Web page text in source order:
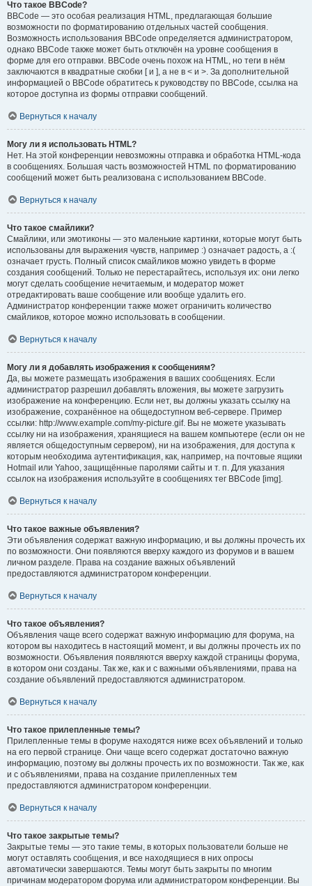
Что такое BBCode?
BBCode — это особая реализация HTML, предлагающая большие
возможности по форматированию отдельных частей сообщения.
Возможность использования BBCode определяется администратором,
однако BBCode также может быть отключён на уровне сообщения в
форме для его отправки. BBCode очень похож на HTML, но теги в нём
заключаются в квадратные скобки [ и ], а не в < и >. За дополнительной
информацией о BBCode обратитесь к руководству по BBCode, ссылка на
которое доступна из формы отправки сообщений.
Вернуться к началу
Могу ли я использовать HTML?
Нет. На этой конференции невозможны отправка и обработка HTML-кода
в сообщениях. Большая часть возможностей HTML по форматированию
сообщений может быть реализована с использованием BBCode.
Вернуться к началу
Что такое смайлики?
Смайлики, или эмотиконы — это маленькие картинки, которые могут быть
использованы для выражения чувств, например :) означает радость, а :(
означает грусть. Полный список смайликов можно увидеть в форме
создания сообщений. Только не перестарайтесь, используя их: они легко
могут сделать сообщение нечитаемым, и модератор может
отредактировать ваше сообщение или вообще удалить его.
Администратор конференции также может ограничить количество
смайликов, которое можно использовать в сообщении.
Вернуться к началу
Могу ли я добавлять изображения к сообщениям?
Да, вы можете размещать изображения в ваших сообщениях. Если
администратор разрешил добавлять вложения, вы можете загрузить
изображение на конференцию. Если нет, вы должны указать ссылку на
изображение, сохранённое на общедоступном веб-сервере. Пример
ссылки: http://www.example.com/my-picture.gif. Вы не можете указывать
ссылку ни на изображения, хранящиеся на вашем компьютере (если он не
является общедоступным сервером), ни на изображения, для доступа к
которым необходима аутентификация, как, например, на почтовые ящики
Hotmail или Yahoo, защищённые паролями сайты и т. п. Для указания
ссылок на изображения используйте в сообщениях тег BBCode [img].
Вернуться к началу
Что такое важные объявления?
Эти объявления содержат важную информацию, и вы должны прочесть их
по возможности. Они появляются вверху каждого из форумов и в вашем
личном разделе. Права на создание важных объявлений
предоставляются администратором конференции.
Вернуться к началу
Что такое объявления?
Объявления чаще всего содержат важную информацию для форума, на
котором вы находитесь в настоящий момент, и вы должны прочесть их по
возможности. Объявления появляются вверху каждой страницы форума,
в котором они созданы. Так же, как и с важными объявлениями, права на
создание объявлений предоставляются администратором.
Вернуться к началу
Что такое прилепленные темы?
Прилепленные темы в форуме находятся ниже всех объявлений и только
на его первой странице. Они чаще всего содержат достаточно важную
информацию, поэтому вы должны прочесть их по возможности. Так же, как
и с объявлениями, права на создание прилепленных тем
предоставляются администратором конференции.
Вернуться к началу
Что такое закрытые темы?
Закрытые темы — это такие темы, в которых пользователи больше не
могут оставлять сообщения, и все находящиеся в них опросы
автоматически завершаются. Темы могут быть закрыты по многим
причинам модератором форума или администратором конференции. Вы